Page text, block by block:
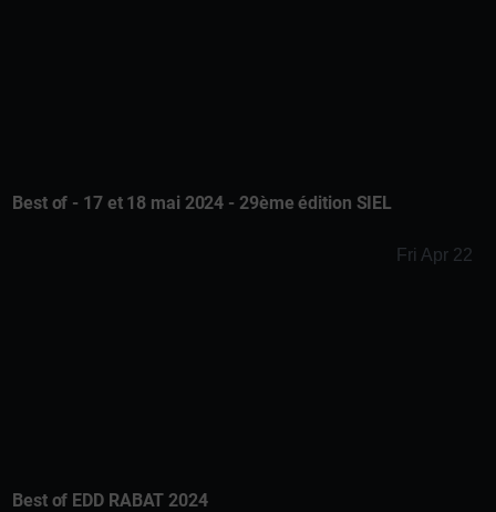
Best of - 17 et 18 mai 2024 - 29ème édition SIEL
Fri Apr 22
Best of EDD RABAT 2024